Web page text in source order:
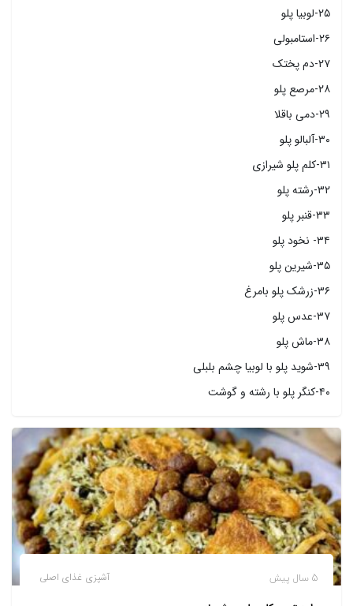
۲۵-لوبیا پلو
۲۶-استامبولی
۲۷-دم پختک
۲۸-مرصع پلو
۲۹-دمی باقلا
۳۰-آلبالو پلو
۳۱-کلم پلو شیرازی
۳۲-رشته پلو
۳۳-قنبر پلو
۳۴- نخود پلو
۳۵-شیرین پلو
۳۶-زرشک پلو بامرغ
۳۷-عدس پلو
۳۸-ماش پلو
۳۹-شوید پلو با لوبیا چشم بلبلی
۴۰-کنگر پلو با رشته و گوشت
آشپزی غذای اصلی 5 سال پیش